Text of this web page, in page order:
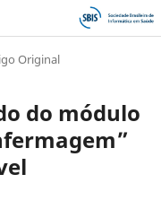
Original
do módulo